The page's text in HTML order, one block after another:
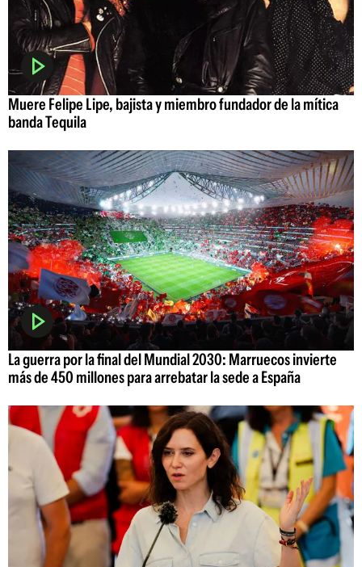
Muere Felipe Lipe, bajista y miembro fundador de la mítica
banda Tequila
La guerra por la final del Mundial 2030: Marruecos invierte
más de 450 millones para arrebatar la sede a España